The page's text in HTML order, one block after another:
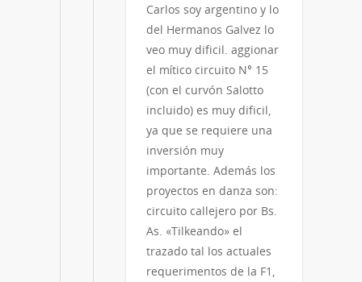
Carlos soy argentino y lo
del Hermanos Galvez lo
veo muy dificil. aggionar
el mítico circuito N° 15
(con el curvón Salotto
incluido) es muy dificil,
ya que se requiere una
inversión muy
importante. Además los
proyectos en danza son:
circuito callejero por Bs.
As. «Tilkeando» el
trazado tal los actuales
requerimentos de la F1,